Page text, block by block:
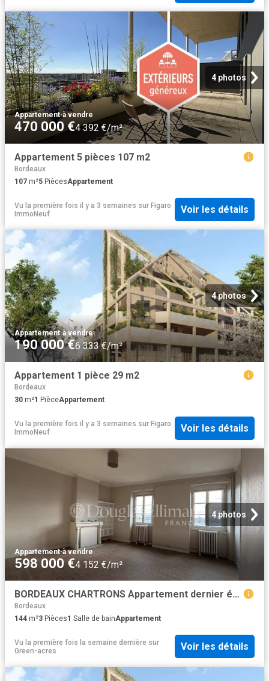
4 photos
Appartement·à vendre
470 000 €4 392 €/m²
Appartement 5 pièces 107 m2
Bordeaux
107 m²5 PiècesAppartement
Vu la première fois il y a 3 semaines sur Figaro
ImmoNeuf
Voir les détails
4 photos
Appartement·à vendre
190 000 €6 333 €/m²
Appartement 1 pièce 29 m2
Bordeaux
30 m²1 PièceAppartement
Vu la première fois il y a 3 semaines sur Figaro
ImmoNeuf
Voir les détails
4 photos
Appartement·à vendre
598 000 €4 152 €/m²
BORDEAUX CHARTRONS Appartement dernier étage avec vue 144m² Bordeaux
Bordeaux
144 m²3 Pièces1 Salle de bainAppartement
Vu la première fois la semaine dernière sur
Green-acres
Voir les détails